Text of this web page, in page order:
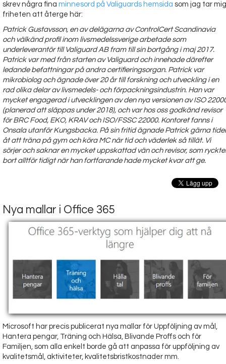
skrev några fina minnesord på Valiguards hemsida som jag tar mig
friheten att återge här:
Patrick Gustavsson, en av delägarna av ControlCert Scandinavia
och välkänd profil inom livsmedelssverige arbetade som
underleverantör till Valiguard AB fram till sin bortgång i maj 2017.
Patrick var med från starten av Valiguard och innehade därefter
ledande befattningar på andra certifieringsorgan. Patrick var
mikrobiolog och ägnade över 20 år till forskning och utveckling i en
rad olika delar av livsmedels- och förpackningsindustrin. Han var
mycket engagerad i utvecklingen av den nya versionen av ISO
(planerad att släppas under 2018), och var hos oss godkänd revisor
för BRC Food, EKO, KRAV och ISO/FSSC 22000. Kontoret fanns i
Onsala utanför Kungsbacka. På sin fritid ägnade Patrick gärna
åt att träna på gym och köra MC när tid och väderlek så tillät. Vi
sörjer och saknar en mycket uppskattad vän och revisor, som
bort alltför tidigt när han fortfarande hade mycket kvar att ge.
Nya mallar i Office 365
Microsoft har precis publicerat nya mallar för Uppföljning av mål,
Hantera pengar, Träning och Hälsa, Blivande Proffs och för
Familjen, som alla enkelt borde gå att anpassa för uppföljning av
kvalitetsmål, aktiviteter, kvalitetsbristkostnader mm.